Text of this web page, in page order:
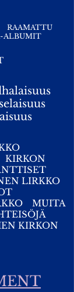
RAAMATTU
ALBUMIT
KIRKON
LIRKKO
MUITA
KIRKON